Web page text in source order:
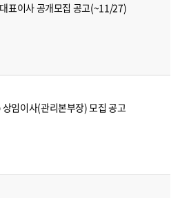
표이사 공개모집 공고(~11/27)
임이사(관리본부장) 모집 공고